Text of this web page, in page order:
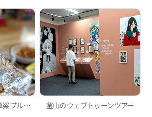
草梁豚カルビ通り・草梁プルゴギ通り 釜山のウェブトゥーンツアー